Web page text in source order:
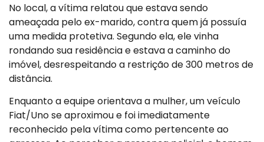
No local, a vítima relatou que estava sendo
ameaçada pelo ex-marido, contra quem já possuía
uma medida protetiva. Segundo ela, ele vinha
rondando sua residência e estava a caminho do
imóvel, desrespeitando a restrição de 300 metros de
distância.
Enquanto a equipe orientava a mulher, um veículo
Fiat/Uno se aproximou e foi imediatamente
reconhecido pela vítima como pertencente ao